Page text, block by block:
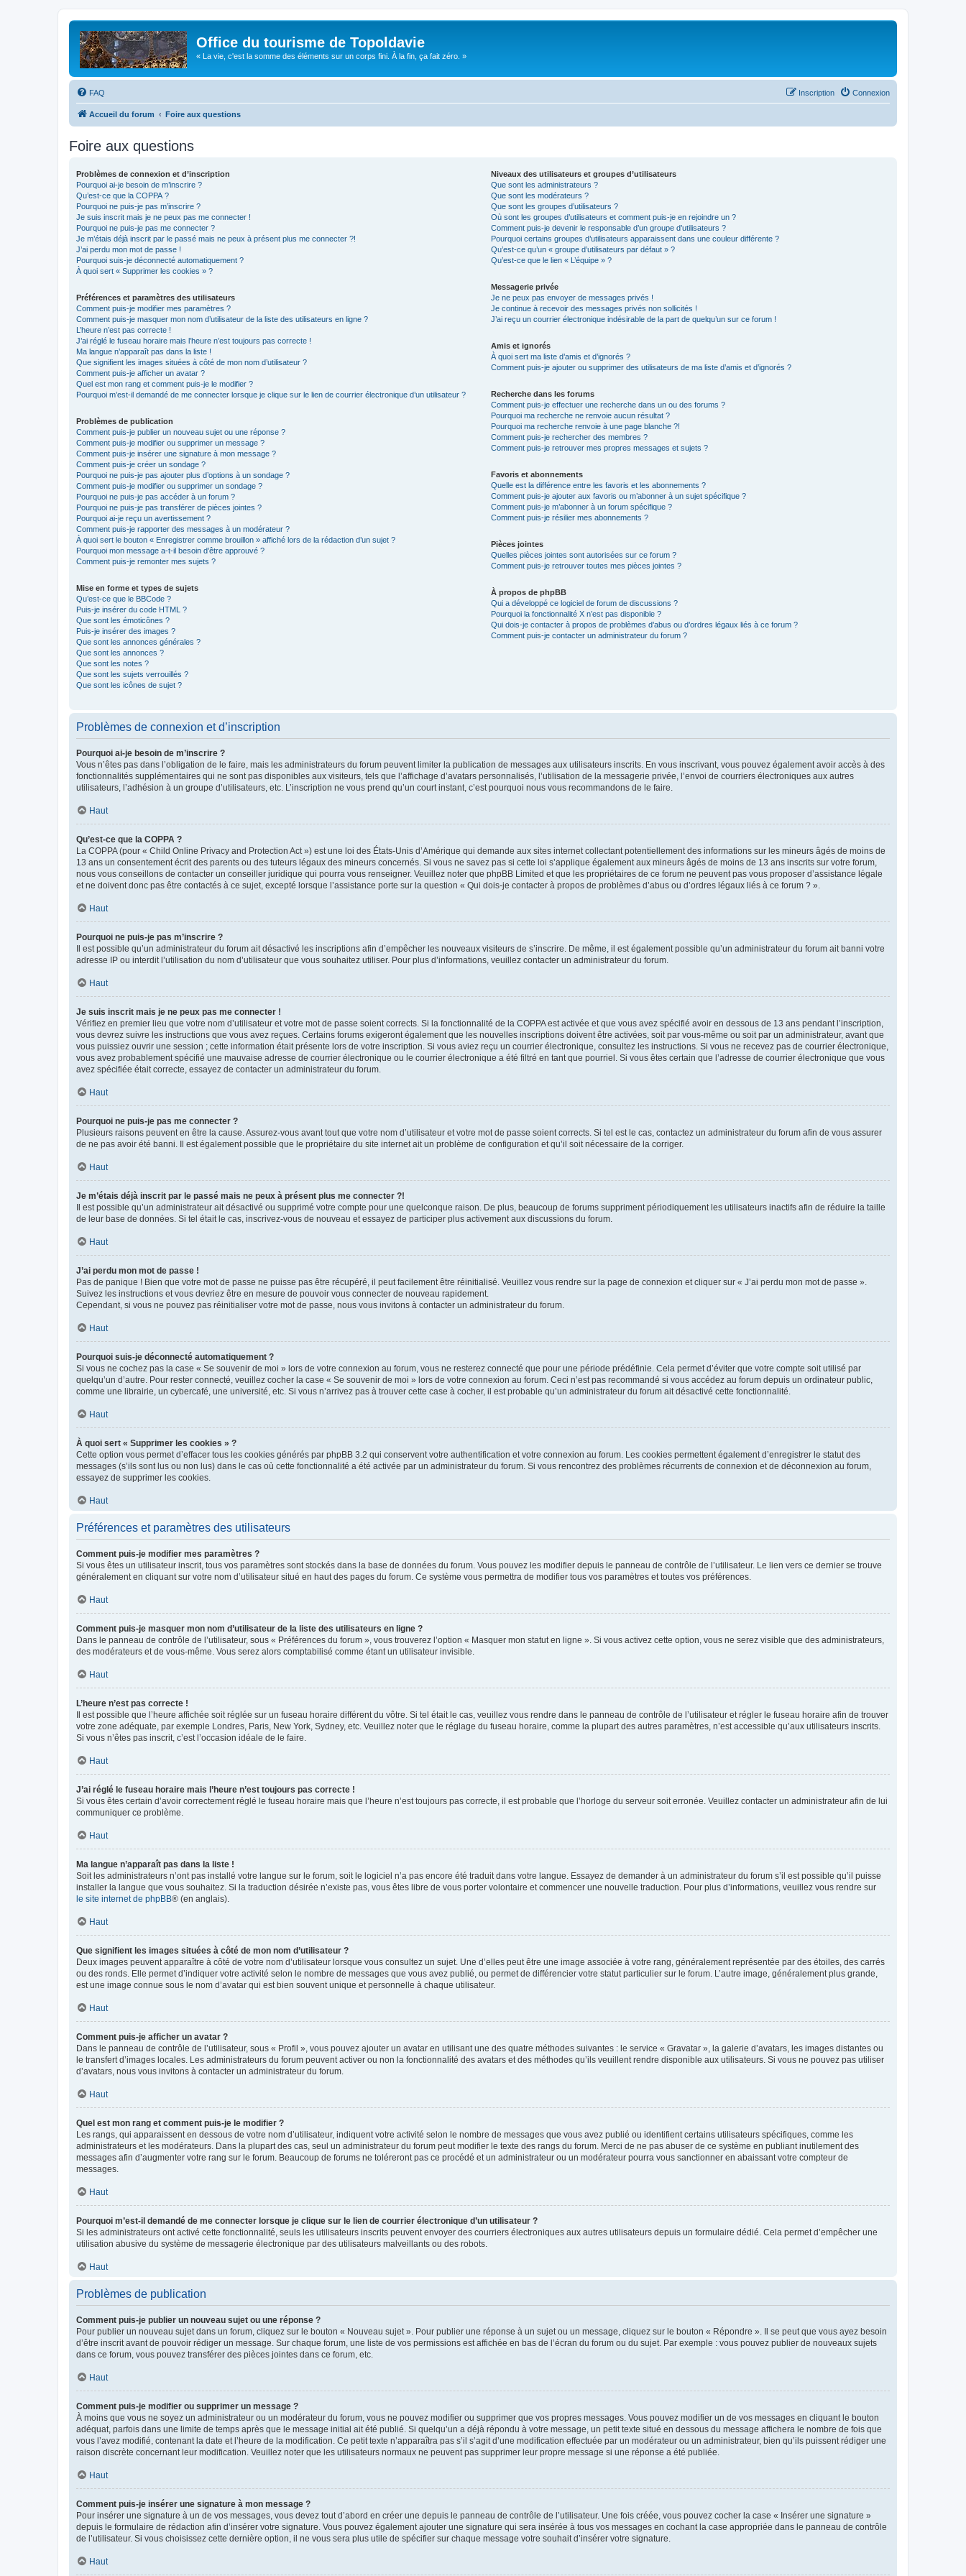
Office du tourisme de Topoldavie
« La vie, c'est la somme des éléments sur un corps fini. À la fin, ça fait zéro. »
FAQ Connexion
Inscription
Accueil du forum Foire aux questions
Foire aux questions
Problèmes de connexion et d’inscription
Pourquoi ai-je besoin de m’inscrire ?
Qu’est-ce que la COPPA ?
Pourquoi ne puis-je pas m’inscrire ?
Je suis inscrit mais je ne peux pas me connecter !
Pourquoi ne puis-je pas me connecter ?
Je m’étais déjà inscrit par le passé mais ne peux à présent plus me connecter ?!
J’ai perdu mon mot de passe !
Pourquoi suis-je déconnecté automatiquement ?
À quoi sert « Supprimer les cookies » ?
Préférences et paramètres des utilisateurs
Comment puis-je modifier mes paramètres ?
Comment puis-je masquer mon nom d’utilisateur de la liste des utilisateurs en ligne ?
L’heure n’est pas correcte !
J’ai réglé le fuseau horaire mais l’heure n’est toujours pas correcte !
Ma langue n’apparaît pas dans la liste !
Que signifient les images situées à côté de mon nom d’utilisateur ?
Comment puis-je afficher un avatar ?
Quel est mon rang et comment puis-je le modifier ?
Pourquoi m’est-il demandé de me connecter lorsque je clique sur le lien de courrier électronique d’un utilisateur ?
Problèmes de publication
Comment puis-je publier un nouveau sujet ou une réponse ?
Comment puis-je modifier ou supprimer un message ?
Comment puis-je insérer une signature à mon message ?
Comment puis-je créer un sondage ?
Pourquoi ne puis-je pas ajouter plus d’options à un sondage ?
Comment puis-je modifier ou supprimer un sondage ?
Pourquoi ne puis-je pas accéder à un forum ?
Pourquoi ne puis-je pas transférer de pièces jointes ?
Pourquoi ai-je reçu un avertissement ?
Comment puis-je rapporter des messages à un modérateur ?
À quoi sert le bouton « Enregistrer comme brouillon » affiché lors de la rédaction d’un sujet ?
Pourquoi mon message a-t-il besoin d’être approuvé ?
Comment puis-je remonter mes sujets ?
Mise en forme et types de sujets
Qu’est-ce que le BBCode ?
Puis-je insérer du code HTML ?
Que sont les émoticônes ?
Puis-je insérer des images ?
Que sont les annonces générales ?
Que sont les annonces ?
Que sont les notes ?
Que sont les sujets verrouillés ?
Que sont les icônes de sujet ?
Niveaux des utilisateurs et groupes d’utilisateurs
Que sont les administrateurs ?
Que sont les modérateurs ?
Que sont les groupes d’utilisateurs ?
Où sont les groupes d’utilisateurs et comment puis-je en rejoindre un ?
Comment puis-je devenir le responsable d’un groupe d’utilisateurs ?
Pourquoi certains groupes d’utilisateurs apparaissent dans une couleur différente ?
Qu’est-ce qu’un « groupe d’utilisateurs par défaut » ?
Qu’est-ce que le lien « L’équipe » ?
Messagerie privée
Je ne peux pas envoyer de messages privés !
Je continue à recevoir des messages privés non sollicités !
J’ai reçu un courrier électronique indésirable de la part de quelqu’un sur ce forum !
Amis et ignorés
À quoi sert ma liste d’amis et d’ignorés ?
Comment puis-je ajouter ou supprimer des utilisateurs de ma liste d’amis et d’ignorés ?
Recherche dans les forums
Comment puis-je effectuer une recherche dans un ou des forums ?
Pourquoi ma recherche ne renvoie aucun résultat ?
Pourquoi ma recherche renvoie à une page blanche ?!
Comment puis-je rechercher des membres ?
Comment puis-je retrouver mes propres messages et sujets ?
Favoris et abonnements
Quelle est la différence entre les favoris et les abonnements ?
Comment puis-je ajouter aux favoris ou m’abonner à un sujet spécifique ?
Comment puis-je m’abonner à un forum spécifique ?
Comment puis-je résilier mes abonnements ?
Pièces jointes
Quelles pièces jointes sont autorisées sur ce forum ?
Comment puis-je retrouver toutes mes pièces jointes ?
À propos de phpBB
Qui a développé ce logiciel de forum de discussions ?
Pourquoi la fonctionnalité X n’est pas disponible ?
Qui dois-je contacter à propos de problèmes d’abus ou d’ordres légaux liés à ce forum ?
Comment puis-je contacter un administrateur du forum ?
Problèmes de connexion et d’inscription
Pourquoi ai-je besoin de m’inscrire ?
Vous n’êtes pas dans l’obligation de le faire, mais les administrateurs du forum peuvent limiter la publication de messages aux utilisateurs inscrits. En vous inscrivant, vous pouvez également avoir accès à des
fonctionnalités supplémentaires qui ne sont pas disponibles aux visiteurs, tels que l’affichage d’avatars personnalisés, l’utilisation de la messagerie privée, l’envoi de courriers électroniques aux autres
utilisateurs, l’adhésion à un groupe d’utilisateurs, etc. L’inscription ne vous prend qu’un court instant, c’est pourquoi nous vous recommandons de le faire.
Haut
Qu’est-ce que la COPPA ?
La COPPA (pour « Child Online Privacy and Protection Act ») est une loi des États-Unis d’Amérique qui demande aux sites internet collectant potentiellement des informations sur les mineurs âgés de moins de
13 ans un consentement écrit des parents ou des tuteurs légaux des mineurs concernés. Si vous ne savez pas si cette loi s’applique également aux mineurs âgés de moins de 13 ans inscrits sur votre forum,
nous vous conseillons de contacter un conseiller juridique qui pourra vous renseigner. Veuillez noter que phpBB Limited et que les propriétaires de ce forum ne peuvent pas vous proposer d’assistance légale
et ne doivent donc pas être contactés à ce sujet, excepté lorsque l’assistance porte sur la question « Qui dois-je contacter à propos de problèmes d’abus ou d’ordres légaux liés à ce forum ? ».
Haut
Pourquoi ne puis-je pas m’inscrire ?
Il est possible qu’un administrateur du forum ait désactivé les inscriptions afin d’empêcher les nouveaux visiteurs de s’inscrire. De même, il est également possible qu’un administrateur du forum ait banni votre
adresse IP ou interdit l’utilisation du nom d’utilisateur que vous souhaitez utiliser. Pour plus d’informations, veuillez contacter un administrateur du forum.
Haut
Je suis inscrit mais je ne peux pas me connecter !
Vérifiez en premier lieu que votre nom d’utilisateur et votre mot de passe soient corrects. Si la fonctionnalité de la COPPA est activée et que vous avez spécifié avoir en dessous de 13 ans pendant l’inscription,
vous devrez suivre les instructions que vous avez reçues. Certains forums exigeront également que les nouvelles inscriptions doivent être activées, soit par vous-même ou soit par un administrateur, avant que
vous puissiez ouvrir une session ; cette information était présente lors de votre inscription. Si vous aviez reçu un courrier électronique, consultez les instructions. Si vous ne recevez pas de courrier électronique,
vous avez probablement spécifié une mauvaise adresse de courrier électronique ou le courrier électronique a été filtré en tant que pourriel. Si vous êtes certain que l’adresse de courrier électronique que vous
avez spécifiée était correcte, essayez de contacter un administrateur du forum.
Haut
Pourquoi ne puis-je pas me connecter ?
Plusieurs raisons peuvent en être la cause. Assurez-vous avant tout que votre nom d’utilisateur et votre mot de passe soient corrects. Si tel est le cas, contactez un administrateur du forum afin de vous assurer
de ne pas avoir été banni. Il est également possible que le propriétaire du site internet ait un problème de configuration et qu’il soit nécessaire de la corriger.
Haut
Je m’étais déjà inscrit par le passé mais ne peux à présent plus me connecter ?!
Il est possible qu’un administrateur ait désactivé ou supprimé votre compte pour une quelconque raison. De plus, beaucoup de forums suppriment périodiquement les utilisateurs inactifs afin de réduire la taille
de leur base de données. Si tel était le cas, inscrivez-vous de nouveau et essayez de participer plus activement aux discussions du forum.
Haut
J’ai perdu mon mot de passe !
Pas de panique ! Bien que votre mot de passe ne puisse pas être récupéré, il peut facilement être réinitialisé. Veuillez vous rendre sur la page de connexion et cliquer sur « J’ai perdu mon mot de passe ».
Suivez les instructions et vous devriez être en mesure de pouvoir vous connecter de nouveau rapidement.
Cependant, si vous ne pouvez pas réinitialiser votre mot de passe, nous vous invitons à contacter un administrateur du forum.
Haut
Pourquoi suis-je déconnecté automatiquement ?
Si vous ne cochez pas la case « Se souvenir de moi » lors de votre connexion au forum, vous ne resterez connecté que pour une période prédéfinie. Cela permet d’éviter que votre compte soit utilisé par
quelqu’un d’autre. Pour rester connecté, veuillez cocher la case « Se souvenir de moi » lors de votre connexion au forum. Ceci n’est pas recommandé si vous accédez au forum depuis un ordinateur public,
comme une librairie, un cybercafé, une université, etc. Si vous n’arrivez pas à trouver cette case à cocher, il est probable qu’un administrateur du forum ait désactivé cette fonctionnalité.
Haut
À quoi sert « Supprimer les cookies » ?
Cette option vous permet d’effacer tous les cookies générés par phpBB 3.2 qui conservent votre authentification et votre connexion au forum. Les cookies permettent également d’enregistrer le statut des
messages (s’ils sont lus ou non lus) dans le cas où cette fonctionnalité a été activée par un administrateur du forum. Si vous rencontrez des problèmes récurrents de connexion et de déconnexion au forum,
essayez de supprimer les cookies.
Haut
Préférences et paramètres des utilisateurs
Comment puis-je modifier mes paramètres ?
Si vous êtes un utilisateur inscrit, tous vos paramètres sont stockés dans la base de données du forum. Vous pouvez les modifier depuis le panneau de contrôle de l’utilisateur. Le lien vers ce dernier se trouve
généralement en cliquant sur votre nom d’utilisateur situé en haut des pages du forum. Ce système vous permettra de modifier tous vos paramètres et toutes vos préférences.
Haut
Comment puis-je masquer mon nom d’utilisateur de la liste des utilisateurs en ligne ?
Dans le panneau de contrôle de l’utilisateur, sous « Préférences du forum », vous trouverez l’option « Masquer mon statut en ligne ». Si vous activez cette option, vous ne serez visible que des administrateurs,
des modérateurs et de vous-même. Vous serez alors comptabilisé comme étant un utilisateur invisible.
Haut
L’heure n’est pas correcte !
Il est possible que l’heure affichée soit réglée sur un fuseau horaire différent du vôtre. Si tel était le cas, veuillez vous rendre dans le panneau de contrôle de l’utilisateur et régler le fuseau horaire afin de trouver
votre zone adéquate, par exemple Londres, Paris, New York, Sydney, etc. Veuillez noter que le réglage du fuseau horaire, comme la plupart des autres paramètres, n’est accessible qu’aux utilisateurs inscrits.
Si vous n’êtes pas inscrit, c’est l’occasion idéale de le faire.
Haut
J’ai réglé le fuseau horaire mais l’heure n’est toujours pas correcte !
Si vous êtes certain d’avoir correctement réglé le fuseau horaire mais que l’heure n’est toujours pas correcte, il est probable que l’horloge du serveur soit erronée. Veuillez contacter un administrateur afin de lui
communiquer ce problème.
Haut
Ma langue n’apparaît pas dans la liste !
Soit les administrateurs n’ont pas installé votre langue sur le forum, soit le logiciel n’a pas encore été traduit dans votre langue. Essayez de demander à un administrateur du forum s’il est possible qu’il puisse
installer la langue que vous souhaitez. Si la traduction désirée n’existe pas, vous êtes libre de vous porter volontaire et commencer une nouvelle traduction. Pour plus d’informations, veuillez vous rendre sur
le site internet de phpBB® (en anglais).
Haut
Que signifient les images situées à côté de mon nom d’utilisateur ?
Deux images peuvent apparaître à côté de votre nom d’utilisateur lorsque vous consultez un sujet. Une d’elles peut être une image associée à votre rang, généralement représentée par des étoiles, des carrés
ou des ronds. Elle permet d’indiquer votre activité selon le nombre de messages que vous avez publié, ou permet de différencier votre statut particulier sur le forum. L’autre image, généralement plus grande,
est une image connue sous le nom d’avatar qui est bien souvent unique et personnelle à chaque utilisateur.
Haut
Comment puis-je afficher un avatar ?
Dans le panneau de contrôle de l’utilisateur, sous « Profil », vous pouvez ajouter un avatar en utilisant une des quatre méthodes suivantes : le service « Gravatar », la galerie d’avatars, les images distantes ou
le transfert d’images locales. Les administrateurs du forum peuvent activer ou non la fonctionnalité des avatars et des méthodes qu’ils veuillent rendre disponible aux utilisateurs. Si vous ne pouvez pas utiliser
d’avatars, nous vous invitons à contacter un administrateur du forum.
Haut
Quel est mon rang et comment puis-je le modifier ?
Les rangs, qui apparaissent en dessous de votre nom d’utilisateur, indiquent votre activité selon le nombre de messages que vous avez publié ou identifient certains utilisateurs spécifiques, comme les
administrateurs et les modérateurs. Dans la plupart des cas, seul un administrateur du forum peut modifier le texte des rangs du forum. Merci de ne pas abuser de ce système en publiant inutilement des
messages afin d’augmenter votre rang sur le forum. Beaucoup de forums ne toléreront pas ce procédé et un administrateur ou un modérateur pourra vous sanctionner en abaissant votre compteur de
messages.
Haut
Pourquoi m’est-il demandé de me connecter lorsque je clique sur le lien de courrier électronique d’un utilisateur ?
Si les administrateurs ont activé cette fonctionnalité, seuls les utilisateurs inscrits peuvent envoyer des courriers électroniques aux autres utilisateurs depuis un formulaire dédié. Cela permet d’empêcher une
utilisation abusive du système de messagerie électronique par des utilisateurs malveillants ou des robots.
Haut
Problèmes de publication
Comment puis-je publier un nouveau sujet ou une réponse ?
Pour publier un nouveau sujet dans un forum, cliquez sur le bouton « Nouveau sujet ». Pour publier une réponse à un sujet ou un message, cliquez sur le bouton « Répondre ». Il se peut que vous ayez besoin
d’être inscrit avant de pouvoir rédiger un message. Sur chaque forum, une liste de vos permissions est affichée en bas de l’écran du forum ou du sujet. Par exemple : vous pouvez publier de nouveaux sujets
dans ce forum, vous pouvez transférer des pièces jointes dans ce forum, etc.
Haut
Comment puis-je modifier ou supprimer un message ?
À moins que vous ne soyez un administrateur ou un modérateur du forum, vous ne pouvez modifier ou supprimer que vos propres messages. Vous pouvez modifier un de vos messages en cliquant le bouton
adéquat, parfois dans une limite de temps après que le message initial ait été publié. Si quelqu’un a déjà répondu à votre message, un petit texte situé en dessous du message affichera le nombre de fois que
vous l’avez modifié, contenant la date et l’heure de la modification. Ce petit texte n’apparaîtra pas s’il s’agit d’une modification effectuée par un modérateur ou un administrateur, bien qu’ils puissent rédiger une
raison discrète concernant leur modification. Veuillez noter que les utilisateurs normaux ne peuvent pas supprimer leur propre message si une réponse a été publiée.
Haut
Comment puis-je insérer une signature à mon message ?
Pour insérer une signature à un de vos messages, vous devez tout d’abord en créer une depuis le panneau de contrôle de l’utilisateur. Une fois créée, vous pouvez cocher la case « Insérer une signature »
depuis le formulaire de rédaction afin d’insérer votre signature. Vous pouvez également ajouter une signature qui sera insérée à tous vos messages en cochant la case appropriée dans le panneau de contrôle
de l’utilisateur. Si vous choisissez cette dernière option, il ne vous sera plus utile de spécifier sur chaque message votre souhait d’insérer votre signature.
Haut